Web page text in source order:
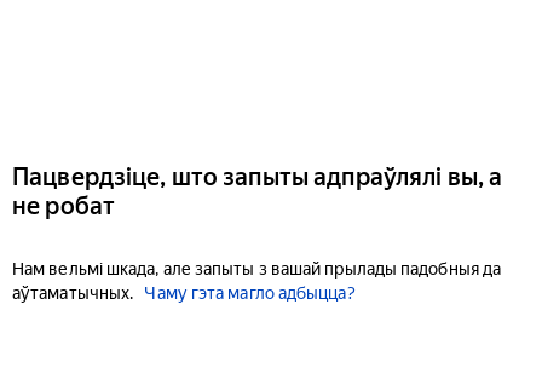
Пацвердзіце, што запыты адпраўлялі вы, а
не робат
Нам вельмі шкада, але запыты з вашай прылады падобныя да
аўтаматычных.
Чаму гэта магло адбыцца?